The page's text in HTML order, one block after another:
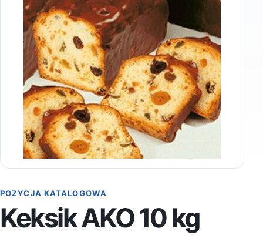
POZYCJA KATALOGOWA
Keksik AKO 10 kg